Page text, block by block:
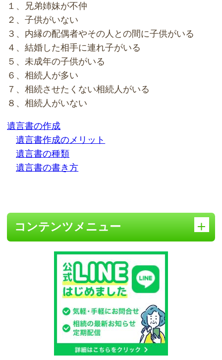
１、兄弟姉妹が不仲
２、子供がいない
３、内縁の配偶者やその人との間に子供がいる
４、結婚した相手に連れ子がいる
５、未成年の子供がいる
６、相続人が多い
７、相続させたくない相続人がいる
８、相続人がいない
遺言書の作成
遺言書作成のメリット
遺言書の種類
遺言書の書き方
コンテンツメニュー